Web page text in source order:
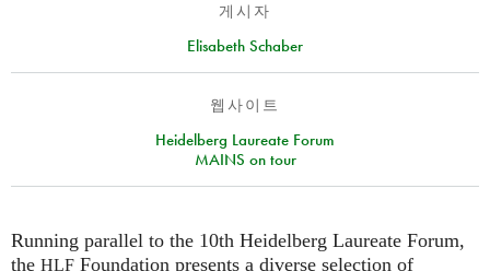
게시자
Elisabeth Schaber
웹사이트
Heidelberg Laureate Forum
MAINS on tour
Running parallel to the 10th Heidelberg Laureate Forum,
the HLF Foundation presents a diverse selection of